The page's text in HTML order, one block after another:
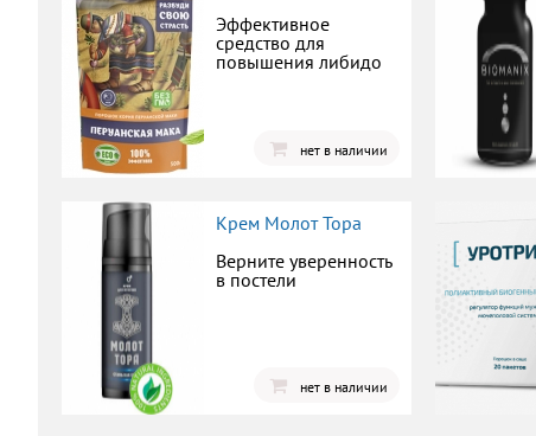
Эффективное
средство для
повышения либидо
нет в наличии
Крем Молот Тора
Верните уверенность
в постели
нет в наличии